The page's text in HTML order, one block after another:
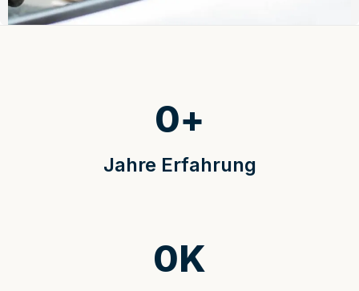
Jahre Erfahrung
0+
0K